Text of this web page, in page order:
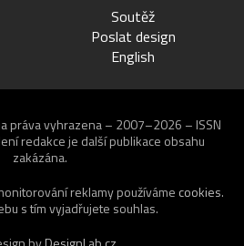
Soutěž
Poslat design
English
práva vyhrazena – 2007–2026 – ISSN
redakce je další publikace obsahu
zakázána.
reklamy používáme cookies.
s tím vyjadřujete souhlas.